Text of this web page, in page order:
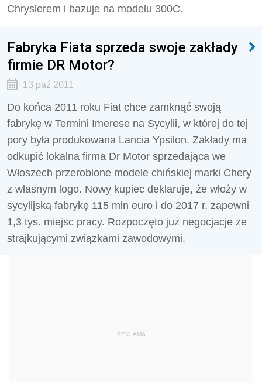
Chryslerem i bazuje na modelu 300C.
Fabryka Fiata sprzeda swoje zakłady
firmie DR Motor?
13 paź 2011
Do końca 2011 roku Fiat chce zamknąć swoją
fabrykę w Termini Imerese na Sycylii, w której do tej
pory była produkowana Lancia Ypsilon. Zakłady ma
odkupić lokalna firma Dr Motor sprzedająca we
Włoszech przerobione modele chińskiej marki Chery
z własnym logo. Nowy kupiec deklaruje, że włoży w
sycylijską fabrykę 115 mln euro i do 2017 r. zapewni
1,3 tys. miejsc pracy. Rozpoczęto już negocjacje ze
strajkującymi związkami zawodowymi.
REKLAMA